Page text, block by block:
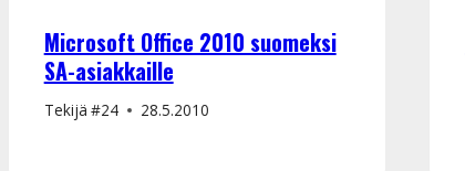
Microsoft Office 2010 suomeksi
SA-asiakkaille
Tekijä #24 28.5.2010